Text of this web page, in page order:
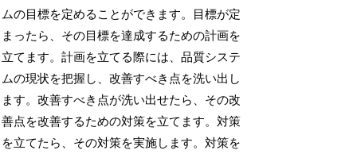
ムの目標を定めることができます。目標が定
まったら、その目標を達成するための計画を
立てます。計画を立てる際には、品質システ
ムの現状を把握し、改善すべき点を洗い出し
ます。改善すべき点が洗い出せたら、その改
善点を改善するための対策を立てます。対策
を立てたら、その対策を実施します。対策を